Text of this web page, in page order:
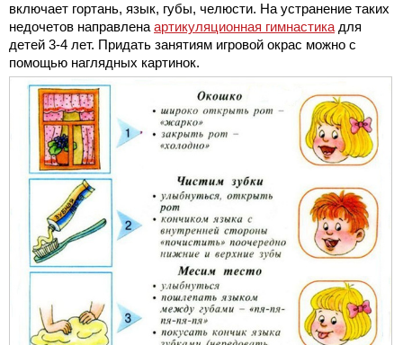
включает гортань, язык, губы, челюсти. На устранение таких
недочетов направлена артикуляционная гимнастика для
детей 3-4 лет. Придать занятиям игровой окрас можно с
помощью наглядных картинок.